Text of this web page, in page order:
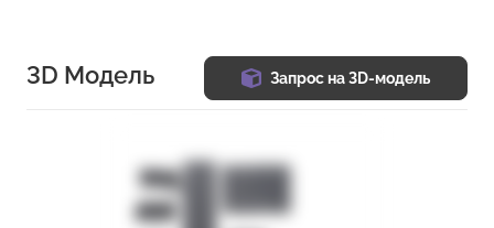
3D Модель Запрос на 3D-модель